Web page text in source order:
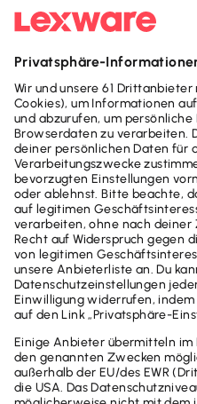
Homeoffice und
kannst du absetzen
Seit der
Homeoffice nicht mehr
zunächst befristeten
gelten nun dauerhaft
verbessert. Du arbeitest
Hause aus? Dann
bestimmten
absetzen. Wie das
du geltend machen
Artikel.
Weiterlesen